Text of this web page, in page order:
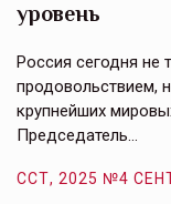
уровень
Россия сегодня не
продовольствием,
крупнейших
Председатель…
ССТ, 2025 №4